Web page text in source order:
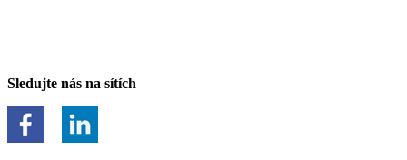
Sledujte nás na sítích